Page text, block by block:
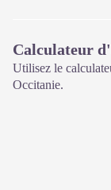
Calculateur
Utilisez le
Occitanie.